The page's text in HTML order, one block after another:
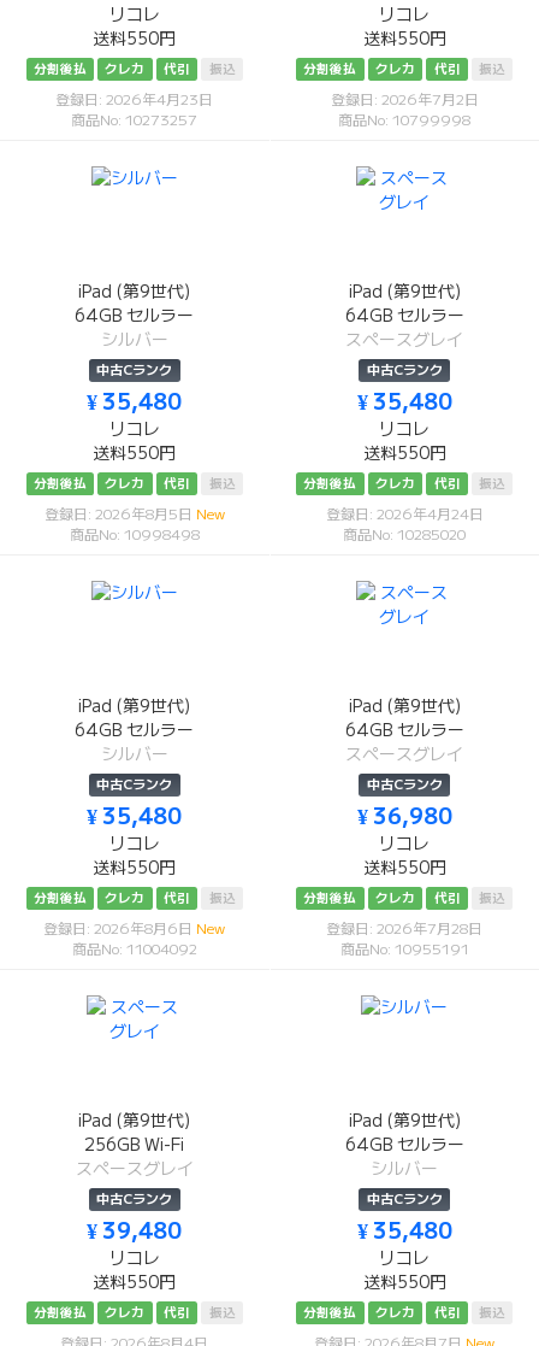
リコレ
送料550円
分割後払 クレカ 代引 振込
登録日: 2026年4月23日
商品No: 10273257
リコレ
送料550円
分割後払 クレカ 代引 振込
登録日: 2026年7月2日
商品No: 10799998
iPad (第9世代)
64GB セルラー
シルバー
中古Cランク
¥ 35,480
リコレ
送料550円
分割後払 クレカ 代引 振込
登録日: 2026年8月5日 New
商品No: 10998498
iPad (第9世代)
64GB セルラー
スペースグレイ
中古Cランク
¥ 35,480
リコレ
送料550円
分割後払 クレカ 代引 振込
登録日: 2026年4月24日
商品No: 10285020
iPad (第9世代)
64GB セルラー
シルバー
中古Cランク
¥ 35,480
リコレ
送料550円
分割後払 クレカ 代引 振込
登録日: 2026年8月6日 New
商品No: 11004092
iPad (第9世代)
64GB セルラー
スペースグレイ
中古Cランク
¥ 36,980
リコレ
送料550円
分割後払 クレカ 代引 振込
登録日: 2026年7月28日
商品No: 10955191
iPad (第9世代)
256GB Wi-Fi
スペースグレイ
中古Cランク
¥ 39,480
リコレ
送料550円
分割後払 クレカ 代引 振込
iPad (第9世代)
64GB セルラー
シルバー
中古Cランク
¥ 35,480
リコレ
送料550円
分割後払 クレカ 代引 振込